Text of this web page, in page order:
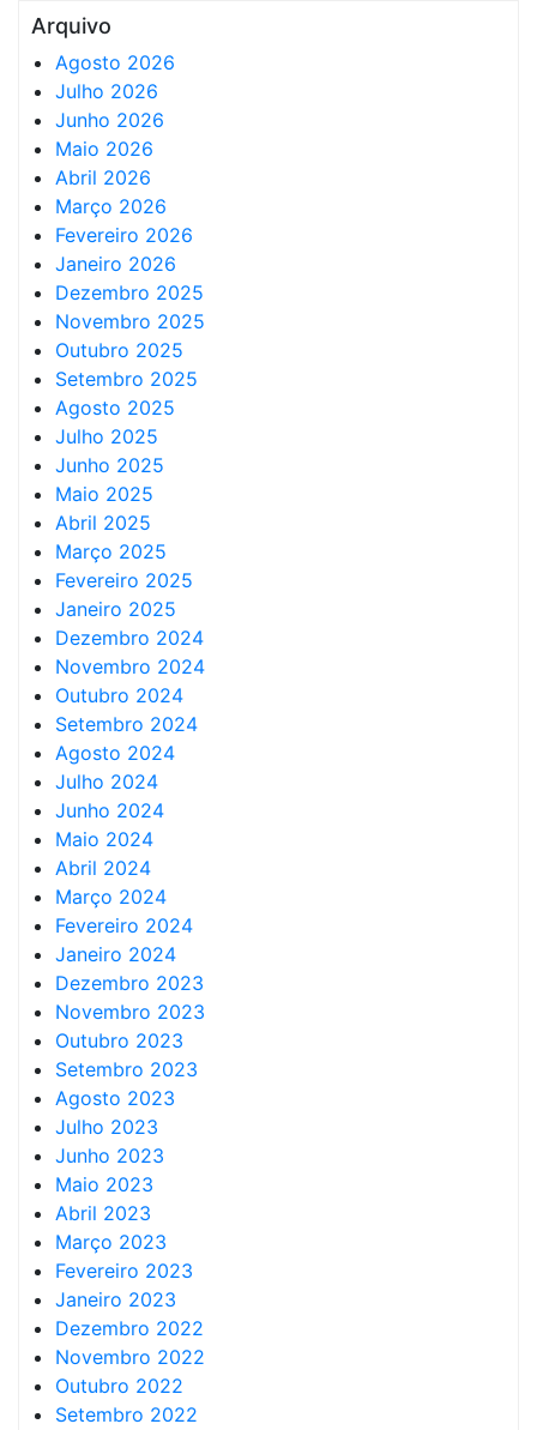
Arquivo
Agosto 2026
Julho 2026
Junho 2026
Maio 2026
Abril 2026
Março 2026
Fevereiro 2026
Janeiro 2026
Dezembro 2025
Novembro 2025
Outubro 2025
Setembro 2025
Agosto 2025
Julho 2025
Junho 2025
Maio 2025
Abril 2025
Março 2025
Fevereiro 2025
Janeiro 2025
Dezembro 2024
Novembro 2024
Outubro 2024
Setembro 2024
Agosto 2024
Julho 2024
Junho 2024
Maio 2024
Abril 2024
Março 2024
Fevereiro 2024
Janeiro 2024
Dezembro 2023
Novembro 2023
Outubro 2023
Setembro 2023
Agosto 2023
Julho 2023
Junho 2023
Maio 2023
Abril 2023
Março 2023
Fevereiro 2023
Janeiro 2023
Dezembro 2022
Novembro 2022
Outubro 2022
Setembro 2022